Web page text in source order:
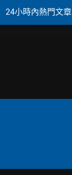
24小時內熱門文章